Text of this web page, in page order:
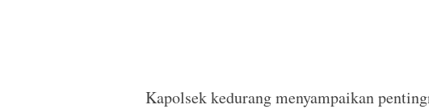
Kapolsek kedurang menyampaikan